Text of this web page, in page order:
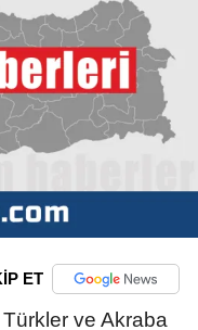
ET
Türkler ve Akraba